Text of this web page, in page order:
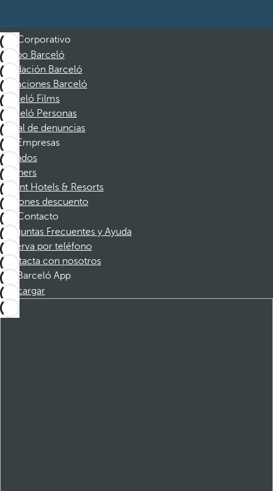
Corporativo
Grupo Barceló
Fundación Barceló
Vacaciones Barceló
Barceló Films
Barceló Personas
Canal de denuncias
Empresas
Afiliados
Partners
Dorint Hotels & Resorts
Cupones descuento
Contacto
Preguntas Frecuentes y Ayuda
Reserva por teléfono
Contacta con nosotros
Barceló App
Descargar